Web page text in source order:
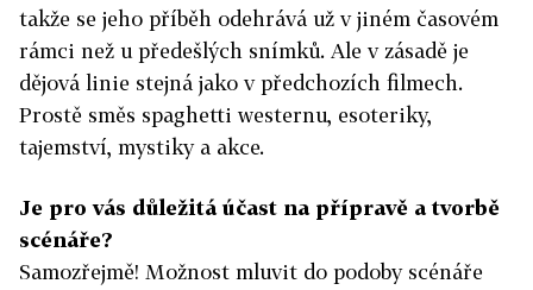
takže se jeho příběh odehrává už v jiném časovém
rámci než u předešlých snímků. Ale v zásadě je
dějová linie stejná jako v předchozích filmech.
Prostě směs spaghetti westernu, esoteriky,
tajemství, mystiky a akce.
Je pro vás důležitá účast na přípravě a tvorbě
scénáře?
Samozřejmě! Možnost mluvit do podoby scénáře